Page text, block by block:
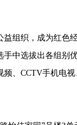
组织，成为红色
手中选拔出各组别
、 CCTV手机电视